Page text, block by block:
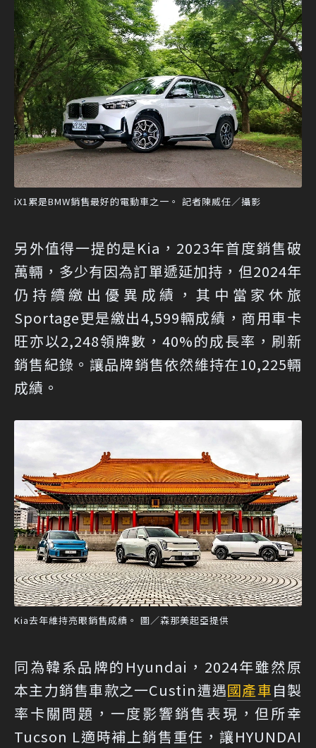
iX1累是BMW銷售最好的電動車之一。 記者陳威任／攝影
另外值得一提的是Kia，2023年首度銷售破
萬輛，多少有因為訂單遞延加持，但2024年
仍持續繳出優異成績，其中當家休旅
Sportage更是繳出4,599輛成績，商用車卡
旺亦以2,248領牌數，40%的成長率，刷新
銷售紀錄。讓品牌銷售依然維持在10,225輛
成績。
Kia去年維持亮眼銷售成績。 圖／森那美起亞提供
同為韓系品牌的Hyundai，2024年雖然原
本主力銷售車款之一Custin遭遇國產車自製
率卡關問題，一度影響銷售表現，但所幸
Tucson L適時補上銷售重任，讓HYUNDAI